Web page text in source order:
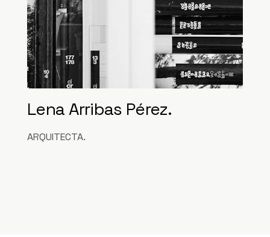
Lena Arribas Pérez.
ARQUITECTA.